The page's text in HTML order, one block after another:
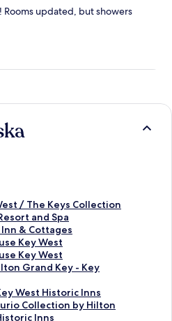
Rooms updated, but showers
/ The Keys Collection
and Spa
& Cottages
Key West
Key West
Grand Key - Key
West Historic Inns
Collection by Hilton
Inns